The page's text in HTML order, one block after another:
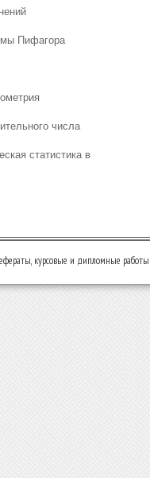
Пифагора
числа
статистика в
курсовые и дипломные работы